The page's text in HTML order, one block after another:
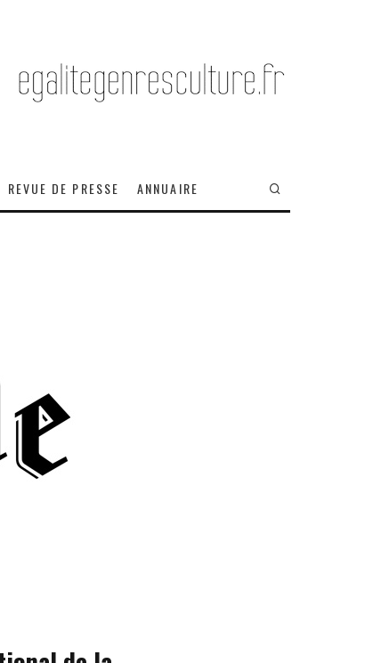
REVUE DE PRESSE ANNUAIRE